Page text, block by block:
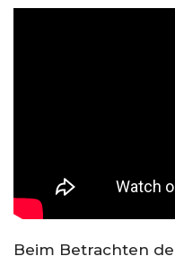
Beim Betrachten